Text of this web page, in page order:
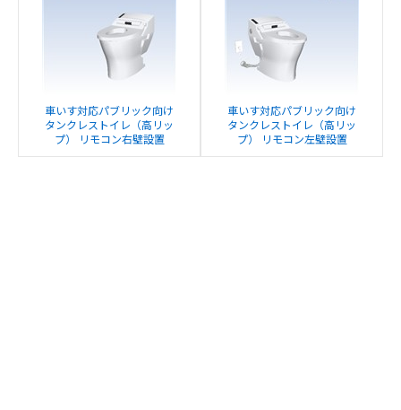
車いす対応パブリック向け
タンクレストイレ（高リッ
プ） リモコン右壁設置
車いす対応パブリック向け
タンクレストイレ（高リッ
プ） リモコン左壁設置